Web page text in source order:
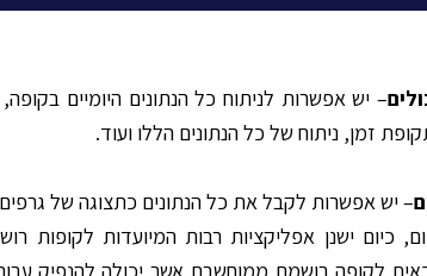
– יש אפשרות לניתוח כל הנתונים היומיים
זמן, ניתוח של כל הנתונים הללו ועוד.
– יש אפשרות לקבל את כל הנתונים כתצוגה של גרפים
כיום ישנן אפליקציות רבות המיועדות לקופות
לקופה רושמת ממוחשבת אשר יכולה להנפיק